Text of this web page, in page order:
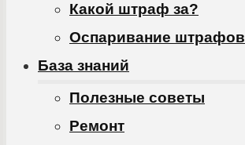
Какой штраф за?
Оспаривание штрафов
База знаний
Полезные советы
Ремонт